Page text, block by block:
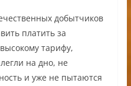
добытчиков
платить за
тарифу,
на дно, не
и уже не пытаются